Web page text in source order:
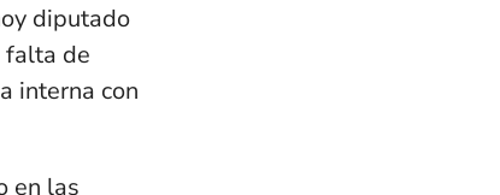
diputado
falta de
interna con
en las